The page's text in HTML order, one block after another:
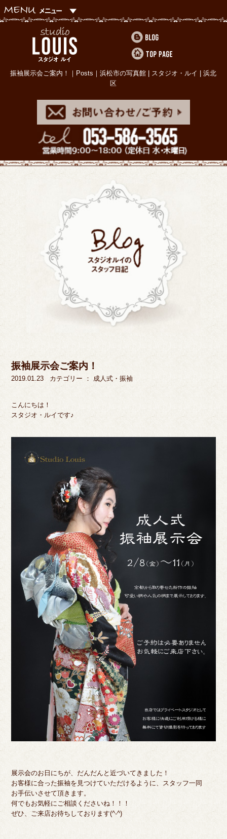
振袖展示会ご案内！｜Posts｜浜松市の写真館 | スタジオ・ルイ | 浜北
区
振袖展示会ご案内！
2019.01.23 カテゴリー ： 成人式・振袖
こんにちは！
スタジオ・ルイです♪
展示会のお日にちが、だんだんと近づいてきました！
お客様に合った振袖を見つけていただけるように、スタッフ一同
お手伝いさせて頂きます。
何でもお気軽にご相談くださいね！！！
ぜひ、ご来店お待ちしております(^-^)